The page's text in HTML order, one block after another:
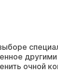
другими
очной